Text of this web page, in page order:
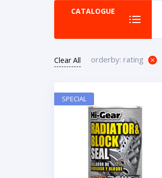
CATALOGUE
Clear All orderby: rating
SPECIAL